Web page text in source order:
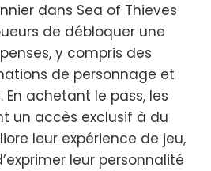
dans Sea of Thieves
de débloquer une
y compris des
de personnage et
En achetant le pass, les
un accès exclusif à du
leur expérience de jeu,
leur personnalité